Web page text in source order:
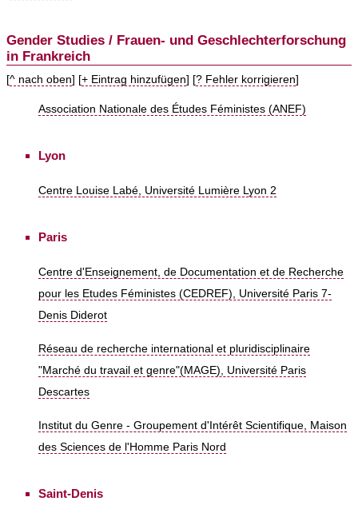
Gender Studies / Frauen- und Geschlechterforschung
in Frankreich
[^ nach oben] [+ Eintrag hinzufügen] [? Fehler korrigieren]
Association Nationale des Études Féministes (ANEF)
Lyon
Centre Louise Labé, Université Lumière Lyon 2
Paris
Centre d'Enseignement, de Documentation et de Recherche
pour les Etudes Féministes (CEDREF), Université Paris 7-
Denis Diderot
Réseau de recherche international et pluridisciplinaire
"Marché du travail et genre"(MAGE), Université Paris
Descartes
Institut du Genre - Groupement d'Intérêt Scientifique, Maison
des Sciences de l'Homme Paris Nord
Saint-Denis